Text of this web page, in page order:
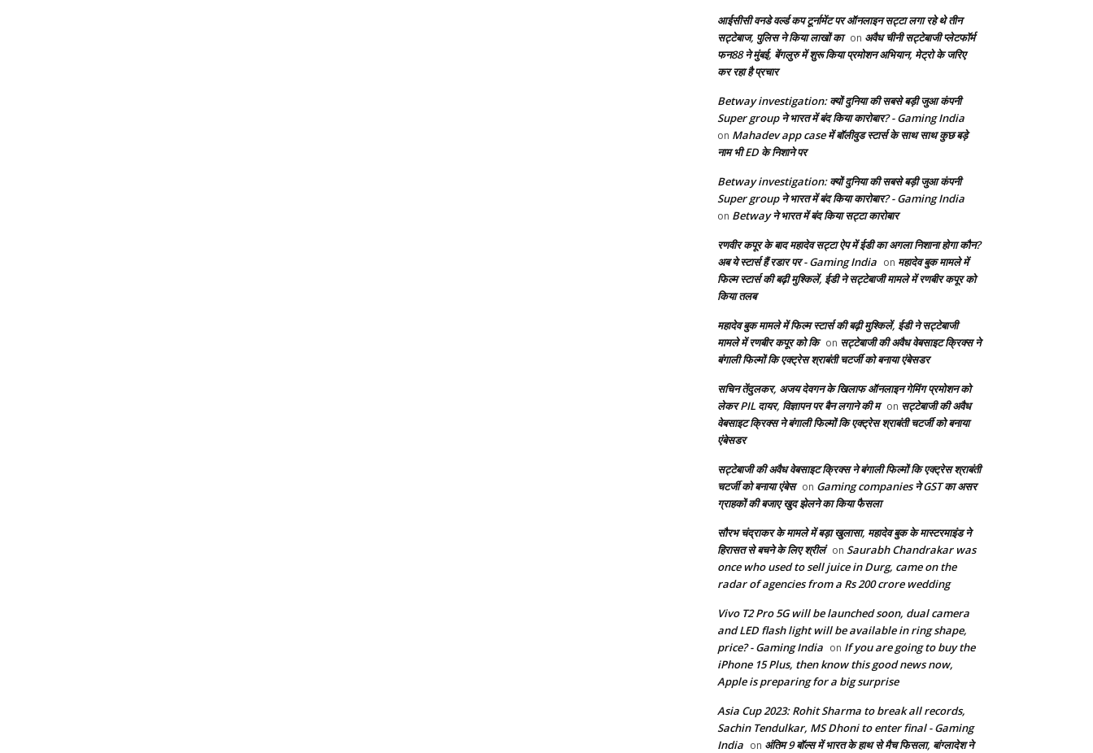
आईसीसी वनडे वर्ल्ड कप टूर्नामेंट पर ऑनलाइन सट्टा लगा रहे थे तीन
सट्टेबाज, पुलिस ने किया लाखों का on अवैध चीनी सट्टेबाजी प्लेटफॉर्म
फन88 ने मुंबई, बेंगलुरु में शुरू किया प्रमोशन अभियान, मेट्रो के जरिए
कर रहा है प्रचार
Betway investigation: क्यों दुनिया की सबसे बड़ी जुआ कंपनी
Super group ने भारत में बंद किया कारोबार? - Gaming India
on Mahadev app case में बॉलीवुड स्टार्स के साथ साथ कुछ बड़े
नाम भी ED के निशाने पर
Betway investigation: क्यों दुनिया की सबसे बड़ी जुआ कंपनी
Super group ने भारत में बंद किया कारोबार? - Gaming India
on Betway ने भारत में बंद किया सट्टा कारोबार
रणवीर कपूर के बाद महादेव सट्टा ऐप में ईडी का अगला निशाना होगा कौन?
अब ये स्टार्स हैं रडार पर - Gaming India on महादेव बुक मामले में
फिल्म स्टार्स की बढ़ी मुश्किलें, ईडी ने सट्टेबाजी मामले में रणबीर कपूर को
किया तलब
महादेव बुक मामले में फिल्म स्टार्स की बढ़ी मुश्किलें, ईडी ने सट्टेबाजी
मामले में रणबीर कपूर को कि on सट्टेबाजी की अवैध वेबसाइट क्रिक्स ने
बंगाली फिल्मों कि एक्ट्रेस श्राबंती चटर्जी को बनाया एंबेसडर
सचिन तेंदुलकर, अजय देवगन के खिलाफ ऑनलाइन गेमिंग प्रमोशन को
लेकर PIL दायर, विज्ञापन पर बैन लगाने की म on सट्टेबाजी की अवैध
वेबसाइट क्रिक्स ने बंगाली फिल्मों कि एक्ट्रेस श्राबंती चटर्जी को बनाया
एंबेसडर
सट्टेबाजी की अवैध वेबसाइट क्रिक्स ने बंगाली फिल्मों कि एक्ट्रेस श्राबंती
चटर्जी को बनाया एंबेस on Gaming companies ने GST का असर
ग्राहकों की बजाए खुद झेलने का किया फैसला
सौरभ चंद्राकर के मामले में बड़ा खुलासा, महादेव बुक के मास्टरमाइंड ने
हिरासत से बचने के लिए श्रीलं on Saurabh Chandrakar was
once who used to sell juice in Durg, came on the
radar of agencies from a Rs 200 crore wedding
Vivo T2 Pro 5G will be launched soon, dual camera
and LED flash light will be available in ring shape,
price? - Gaming India on If you are going to buy the
iPhone 15 Plus, then know this good news now,
Apple is preparing for a big surprise
Asia Cup 2023: Rohit Sharma to break all records,
Sachin Tendulkar, MS Dhoni to enter final - Gaming
India on अंतिम 9 बॉल्स में भारत के हाथ से मैच फिसला, बांग्लादेश ने